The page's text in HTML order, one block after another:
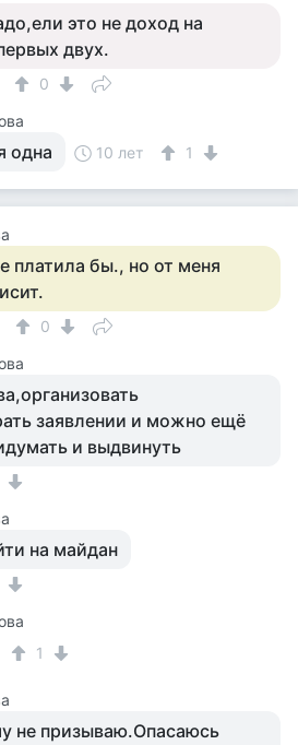
это не доход на
двух.
0
одна 10 лет 1
платила бы., но от меня
0
заявлении и можно ещё
и выдвинуть
на майдан
1
не призываю.Опасаюсь